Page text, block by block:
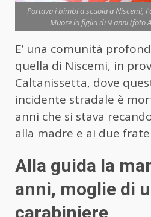
Portava i bimbi a scuola a Niscemi,
Muore la figlia di 9 anni (foto
E’ una comunità
quella di Niscemi, in
Caltanissetta, dove
incidente stradale è
anni che si stava
alla madre e ai due
Alla guida la
anni, moglie di
carabiniere